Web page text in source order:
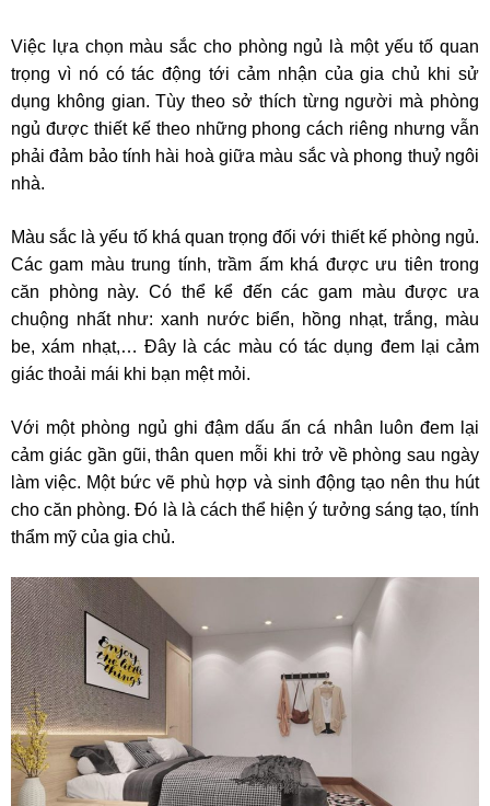
Việc lựa chọn màu sắc cho phòng ngủ là một yếu tố quan
trọng vì nó có tác động tới cảm nhận của gia chủ khi sử
dụng không gian. Tùy theo sở thích từng người mà phòng
ngủ được thiết kế theo những phong cách riêng nhưng vẫn
phải đảm bảo tính hài hoà giữa màu sắc và phong thuỷ ngôi
nhà.
Màu sắc là yếu tố khá quan trọng đối với thiết kế phòng ngủ.
Các gam màu trung tính, trầm ấm khá được ưu tiên trong
căn phòng này. Có thể kể đến các gam màu được ưa
chuộng nhất như: xanh nước biển, hồng nhạt, trắng, màu
be, xám nhạt,… Đây là các màu có tác dụng đem lại cảm
giác thoải mái khi bạn mệt mỏi.
Với một phòng ngủ ghi đậm dấu ấn cá nhân luôn đem lại
cảm giác gần gũi, thân quen mỗi khi trở về phòng sau ngày
làm việc. Một bức vẽ phù hợp và sinh động tạo nên thu hút
cho căn phòng. Đó là là cách thể hiện ý tưởng sáng tạo, tính
thẩm mỹ của gia chủ.